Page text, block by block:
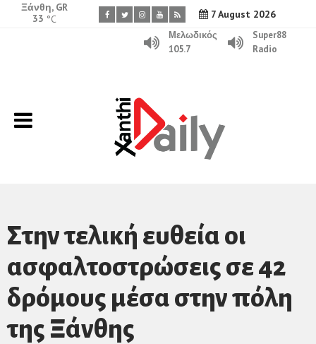
7 August 2026
Ξάνθη, GR
33 °C
Μελωδικός
105.7
Super88
Radio
Στην τελική ευθεία οι
ασφαλτοστρώσεις σε 42
δρόμους μέσα στην πόλη
της Ξάνθης